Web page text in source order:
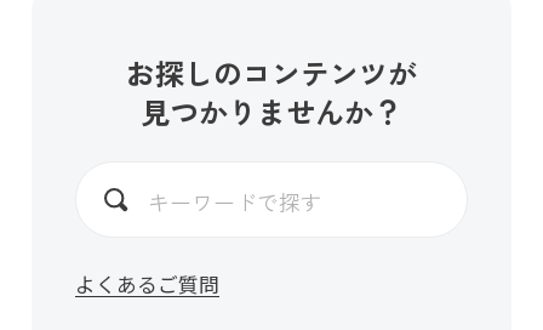
お探しのコンテンツが
見つかりませんか？
よくあるご質問